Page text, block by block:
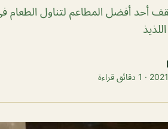
أحد أفضل المطاعم لتناول الطعام